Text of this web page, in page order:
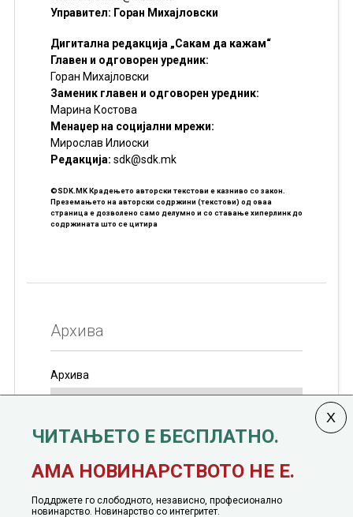
Управител: Горан Михајловски
Дигитална редакција „Сакам да кажам“
Главен и одговорен уредник:
Горан Михајловски
Заменик главен и одговорен уредник:
Марина Костова
Менаџер на социјални мрежи:
Мирослав Илиоски
Редакцијa: sdk@sdk.mk
©SDK.MK Крадењето авторски текстови е казниво со закон.
Преземањето на авторски содржини (текстови) од оваа
страница е дозволено само делумно и со ставање хиперлинк до
содржината што се цитира
Архива
Архива
јануари, 1991 година
ЧИТАЊЕТО Е БЕСПЛАТНО.
АМА НОВИНАРСТВОТО НЕ Е.
Поддржете го слободното, независно, професионално
новинарство. Новинарство со интегритет.